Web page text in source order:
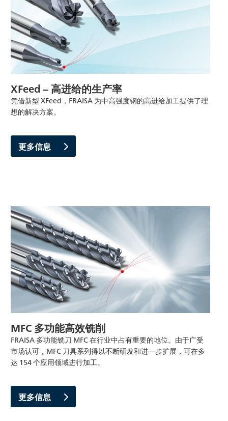
XFeed – 高进给的生产率
凭借新型 XFeed，FRAISA 为中高强度钢的高进给加工提供了理
想的解决方案。
更多信息
MFC 多功能高效铣削
FRAISA 多功能铣刀 MFC 在行业中占有重要的地位。由于广受
市场认可，MFC 刀具系列得以不断研发和进一步扩展，可在多
达 154 个应用领域进行加工。
更多信息